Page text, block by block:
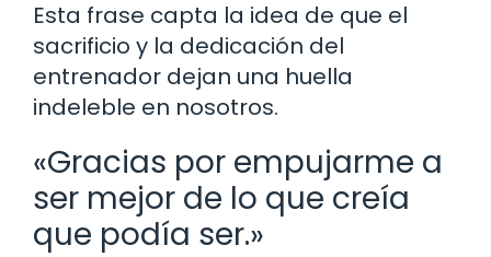
Esta frase capta la idea de que el
sacrificio y la dedicación del
entrenador dejan una huella
indeleble en nosotros.
«Gracias por empujarme a
ser mejor de lo que creía
que podía ser.»